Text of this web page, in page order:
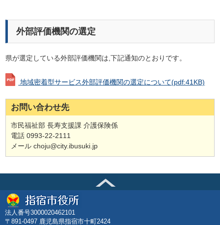
外部評価機関の選定
県が選定している外部評価機関は,下記通知のとおりです。
地域密着型サービス外部評価機関の選定について(pdf:41KB)
お問い合わせ先
市民福祉部 長寿支援課 介護保険係
電話 0993-22-2111
メール choju@city.ibusuki.jp
法人番号3000020462101
〒891-0497 鹿児島県指宿市十町2424